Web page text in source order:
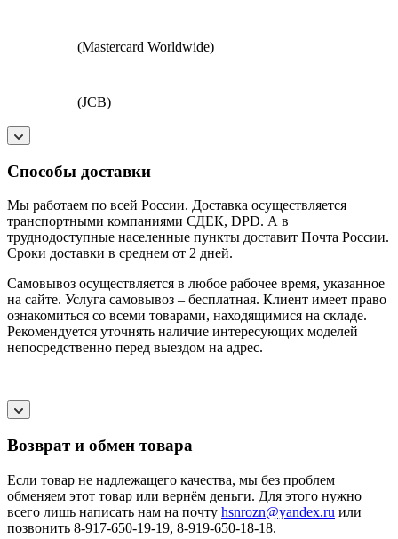
(Mastercard Worldwide)
(JCB)
Способы доставки
Мы работаем по всей России. Доставка осуществляется
транспортными компаниями СДЕК, DPD. А в
труднодоступные населенные пункты доставит Почта России.
Сроки доставки в среднем от 2 дней.
Самовывоз осуществляется в любое рабочее время, указанное
на сайте. Услуга самовывоз – бесплатная. Клиент имеет право
ознакомиться со всеми товарами, находящимися на складе.
Рекомендуется уточнять наличие интересующих моделей
непосредственно перед выездом на адрес.
Возврат и обмен товара
Если товар не надлежащего качества, мы без проблем
обменяем этот товар или вернём деньги. Для этого нужно
всего лишь написать нам на почту hsnrozn@yandex.ru или
позвонить 8-917-650-19-19, 8-919-650-18-18.